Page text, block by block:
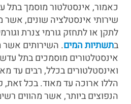
כאמור, אינסטלטור מוסמך בתל
שירותי אינסטלציה שונים,
לתקן או לתחזק גורמי צנרת
בתשתיות המים. השירותים אשר
אינסטלטורים מוסמכים בתל
ואינסטלטורים בכלל, רבים עד
הללו ארוכה עד מאוד. בכל זאת,
הנפוצים ביותר, אשר מהווים